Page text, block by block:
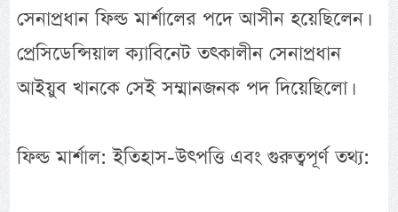
সেনাপ্রধান ফিল্ড মার্শালের পদে আসীন হয়েছিলেন।
প্রেসিডেন্সিয়াল ক্যাবিনেট তৎকালীন সেনাপ্রধান
আইয়ুব খানকে সেই সম্মানজনক পদ দিয়েছিলো।
ফিল্ড মার্শাল: ইতিহাস-উৎপত্তি এবং গুরুত্বপূর্ণ তথ্য: